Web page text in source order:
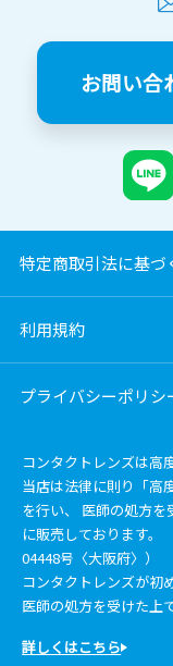
お問い合
特定商取引法に基づ
利用規約
プライバシーポリシ
コンタクトレンズは高
当店は法律に則り「高
を行い、 医師の処方
に販売しております。
04448号〈大阪府〉）
コンタクトレンズが初
医師の処方を受けた上
詳しくはこちら